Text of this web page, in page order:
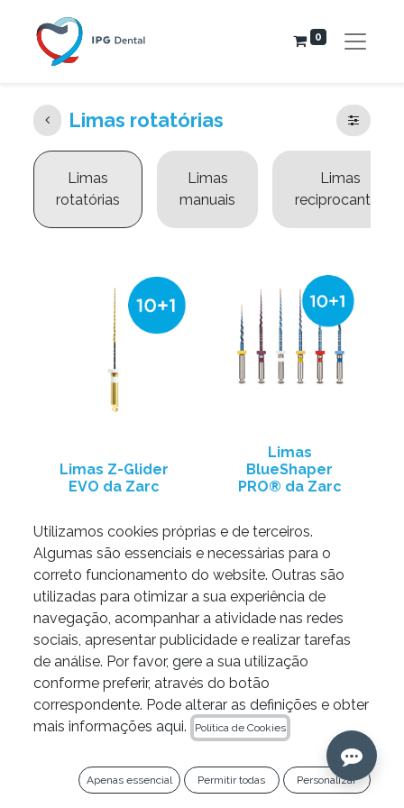
0
Limas rotatórias
Limas
rotatórias
Limas
manuais
Limas
reciprocantes
Limas Z-Glider
EVO da Zarc
26,70€
Limas
BlueShaper
PRO® da Zarc
33,26
Utilizamos cookies próprias e de terceiros.
Algumas são essenciais e necessárias para o
correto funcionamento do website. Outras são
utilizadas para otimizar a sua experiência de
navegação, acompanhar a atividade nas redes
sociais, apresentar publicidade e realizar tarefas
de análise. Por favor, gere a sua utilização
conforme preferir, através do botão
correspondente. Pode alterar as definições e obter
mais informações aqui.
Política de Cookies
Apenas essencial Permitir todas Personalizar